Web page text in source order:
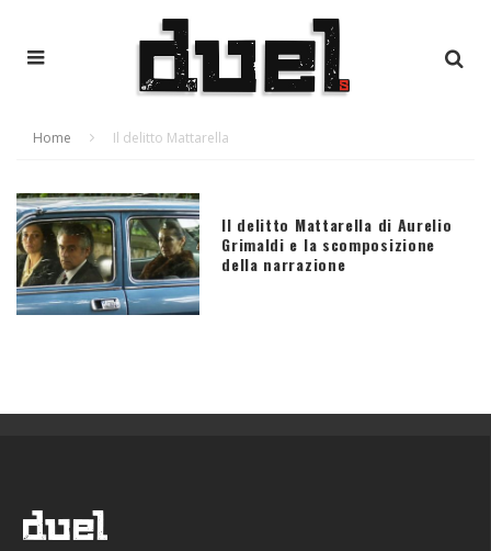
Home Il delitto Mattarella
Il delitto Mattarella di Aurelio
Grimaldi e la scomposizione
della narrazione